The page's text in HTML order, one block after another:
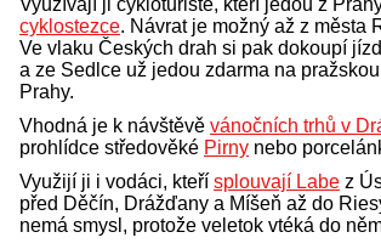
Využívají ji cykloturisté, kteří jedou z
cyklostezce. Návrat je možný až z města
Ve vlaku Českých drah si pak dokoupí
a ze Sedlce už jedou zdarma na
Prahy.
Vhodná je k návštěvě vánočních trhů v
prohlídce středověké Pirny nebo
Využijí ji i vodáci, kteří splouvají Labe z
před Děčín, Drážďany a Míšeň až do
nemá smysl, protože veletok vtéká do